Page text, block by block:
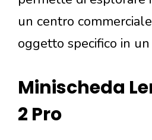
un centro
oggetto specifico in un
Minischeda
2 Pro